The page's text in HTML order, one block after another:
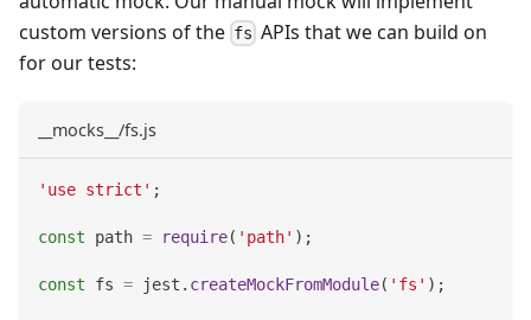
custom versions of the fs APIs that we can build on
for our tests:
__mocks__/fs.js
'use strict' ;
const path = require( 'path' ) ;
const fs = jest . createMockFromModule( 'fs' ) ;